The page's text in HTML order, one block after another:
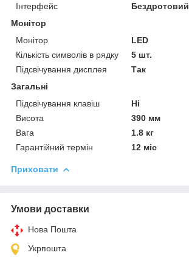
Інтерфейс
Бездротовий
Монітор
Монітор
LED
Кількість символів в рядку
5 шт.
Підсвічування дисплея
Так
Загальні
Підсвічування клавіш
Ні
Висота
390 мм
Вага
1.8 кг
Гарантійний термін
12 міс
Приховати
Умови доставки
Нова Пошта
Укрпошта